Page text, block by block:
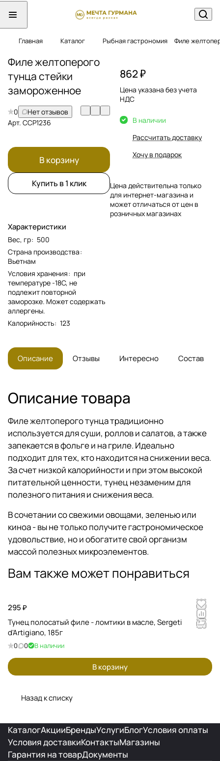
Главная Каталог Рыбная гастрономия Филе
Филе желтоперого
тунца стейки
замороженное
0
Нет отзывов
Арт. ССР1236
В корзину
Купить в 1 клик
Характеристики
Вес, гр: 500
Страна производства:
Вьетнам
Условия хранения: при
температуре -18С, не
подлежит повторной
заморозке. Может содержать
аллергены.
Калорийность: 123
862 ₽
Цена указана без учета
НДС
В наличии
Рассчитать доставку
Хочу в подарок
Цена действительна только
для интернет-магазина и
может отличаться от цен в
розничных магазинах
Описание Отзывы Интересно Состав
Описание товара
Филе желтоперого тунца традиционно
используется для суши, роллов и салатов, а также
запекается в фольге и на гриле. Идеально
подходит для тех, кто находится на снижении веса.
За счет низкой калорийности и при этом высокой
питательной ценности, тунец незаменим для
полезного питания и снижения веса.
В сочетании со свежими овощами, зеленью или
киноа - вы не только получите гастрономическое
удовольствие, но и обогатите свой организм
массой полезных микроэлементов.
Вам также может понравиться
295 ₽
Тунец полосатый филе - ломтики в масле, Sergeti
d'Artigiano, 185г
0 0 В наличии
В корзину
Назад к списку
КаталогАкцииБрендыУслугиБлогУсловия оплаты
Условия доставкиКонтактыМагазины
Гарантия на товарДокументы